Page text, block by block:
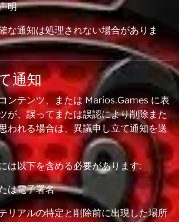
明
な通知は処理されない場合がありま
通知
ンテンツ、または Marios.Games に表
が、誤ってまたは誤認により削除また
われる場合は、異議申し立て通知を送
は以下を含める必要があります:
は電子署名
リアルの特定と削除前に出現した場所